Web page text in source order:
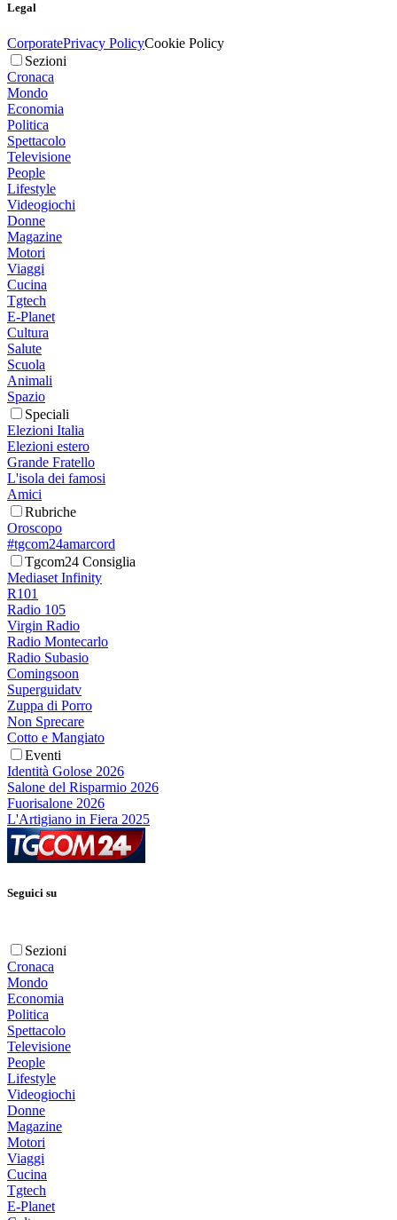
Legal
CorporatePrivacy PolicyCookie Policy
Sezioni
Cronaca
Mondo
Economia
Politica
Spettacolo
Televisione
People
Lifestyle
Videogiochi
Donne
Magazine
Motori
Viaggi
Cucina
Tgtech
E-Planet
Cultura
Salute
Scuola
Animali
Spazio
Speciali
Elezioni Italia
Elezioni estero
Grande Fratello
L'isola dei famosi
Amici
Rubriche
Oroscopo
#tgcom24amarcord
Tgcom24 Consiglia
Mediaset Infinity
R101
Radio 105
Virgin Radio
Radio Montecarlo
Radio Subasio
Comingsoon
Superguidatv
Zuppa di Porro
Non Sprecare
Cotto e Mangiato
Eventi
Identità Golose 2026
Salone del Risparmio 2026
Fuorisalone 2026
L'Artigiano in Fiera 2025
Seguici su
Sezioni
Cronaca
Mondo
Economia
Politica
Spettacolo
Televisione
People
Lifestyle
Videogiochi
Donne
Magazine
Motori
Viaggi
Cucina
Tgtech
E-Planet